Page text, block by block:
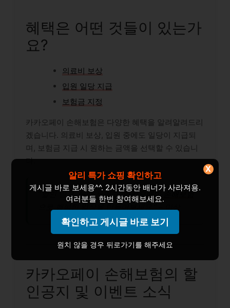
혜택은 어떤 것들이 있는가
요?
의료비 보상
입원 일당 지급
보험금 지정
카카오페이 손해보험은 다양한 혜택을 알려알려드리
겠습니다. 의료비 보상, 입원 중에도 일당이 지급되
며, 보험금 지급 시 원하는 금액을 선택할 수 있습니
다.
“할인 받고, 혜택 누리고,카카오페이 손해보험
카카오페이 손해보험의 할
인공지 및 이벤트 소식
알리 특가 쇼핑 확인하고
게시글 바로 보세용^^. 2시간동안 배너가 사라져용.
여러분들 한번 참여해보세요.
확인하고 게시글 바로 보기
원치 않을 경우 뒤로가기를 해주세요
X